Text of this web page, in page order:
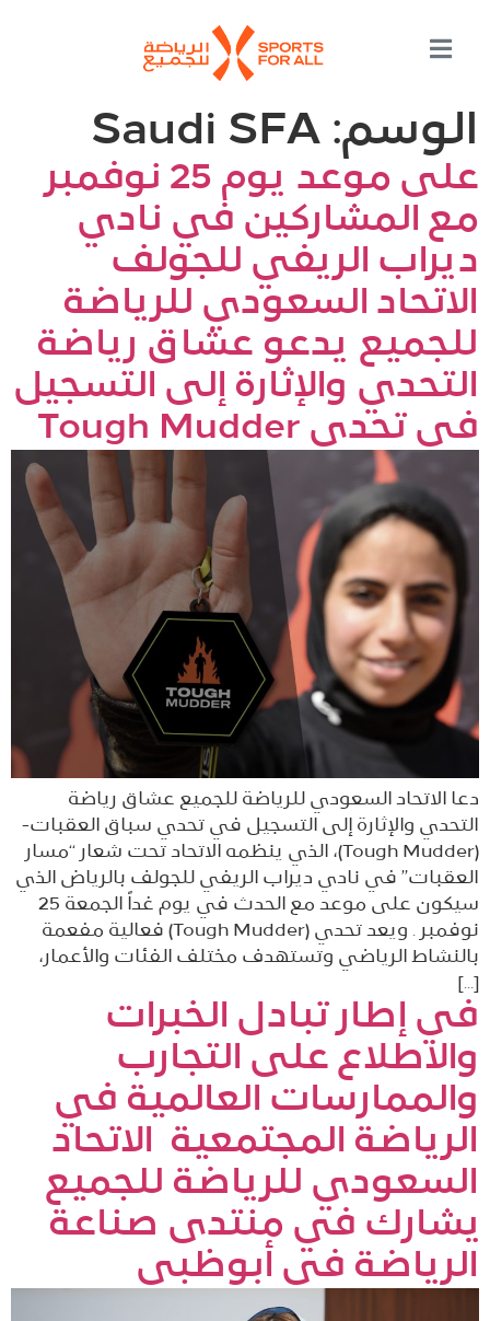
الوسم: Saudi SFA
على موعد يوم 25 نوفمبر
مع المشاركين في نادي
ديراب الريفي للجولف
الاتحاد السعودي للرياضة
للجميع يدعو عشاق رياضة
التحدي والإثارة إلى التسجيل
في تحدي Tough Mudder
دعا الاتحاد السعودي للرياضة للجميع عشاق رياضة
التحدي والإثارة إلى التسجيل في تحدي سباق العقبات-
(Tough Mudder)، الذي ينظمه الاتحاد تحت شعار “مسار
العقبات” في نادي ديراب الريفي للجولف بالرياض الذي
سيكون على موعد مع الحدث في يوم غداً الجمعة 25
نوفمبر . ويعد تحدي (Tough Mudder) فعالية مفعمة
بالنشاط الرياضي وتستهدف مختلف الفئات والأعمار،
[…]
في إطار تبادل الخبرات
والاطلاع على التجارب
والممارسات العالمية في
الرياضة المجتمعية ​ الاتحاد
السعودي للرياضة للجميع
يشارك في منتدى صناعة
الرياضة في أبوظبي